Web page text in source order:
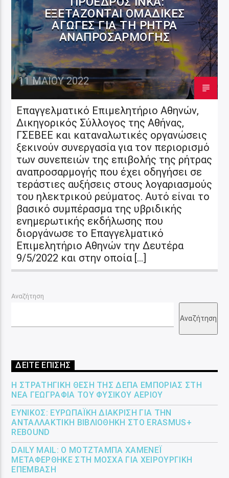
ΕΞΕΤΆΖΟΝΤΑΙ ΟΜΑΔΙΚΈΣ
ΑΓΩΓΈΣ ΓΙΑ ΤΗ ΡΉΤΡΑ
ΑΝΑΠΡΟΣΑΡΜΟΓΉΣ
11 ΜΑΪ́ΟΥ 2022
Επαγγελματικό Επιμελητήριο Αθηνών,
Δικηγορικός Σύλλογος της Αθήνας,
ΓΣΕΒΕΕ και καταναλωτικές οργανώσεις
ξεκινούν συνεργασία για τον περιορισμό
των συνεπειών της επιβολής της ρήτρας
αναπροσαρμογής που έχει οδηγήσει σε
τεράστιες αυξήσεις στους λογαριασμούς
του ηλεκτρικού ρεύματος. Αυτό είναι το
βασικό συμπέρασμα της υβριδικής
ενημερωτικής εκδήλωσης που
διοργάνωσε το Επαγγελματικό
Επιμελητήριο Αθηνών την Δευτέρα
9/5/2022 και στην οποία […]
Αναζήτηση
Αναζήτηση
ΔΕΙΤΕ ΕΠΙΣΗΣ
Η ΣΤΡΑΤΗΓΙΚΉ ΘΈΣΗ ΤΗΣ ΔΕΠΑ ΕΜΠΟΡΊΑΣ ΣΤΗ
ΝΈΑ ΓΕΩΓΡΑΦΊΑ ΤΟΥ ΦΥΣΙΚΟΎ ΑΕΡΊΟΥ
ΕΎΝΙΚΟΣ: ΕΥΡΩΠΑΪΚΉ ΔΙΆΚΡΙΣΗ ΓΙΑ ΤΗΝ
ΑΝΤΑΛΛΑΚΤΙΚΉ ΒΙΒΛΙΟΘΉΚΗ ΣΤΟ ERASMUS+
REBOUND
DAILY MAIL: Ο ΜΟΤΖΤΆΜΠΑ ΧΑΜΕΝΕΪ́
ΜΕΤΑΦΈΡΘΗΚΕ ΣΤΗ ΜΌΣΧΑ ΓΙΑ ΧΕΙΡΟΥΡΓΙΚΉ
ΕΠΈΜΒΑΣΗ